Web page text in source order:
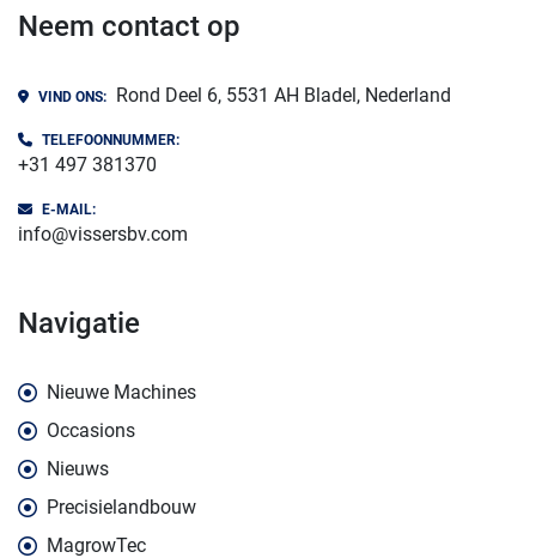
Neem contact op
VIND ONS: Rond Deel 6, 5531 AH Bladel, Nederland
TELEFOONNUMMER:
+31 497 381370
E-MAIL:
info@vissersbv.com
navigatie
Nieuwe Machines
Occasions
Nieuws
Precisielandbouw
MagrowTec